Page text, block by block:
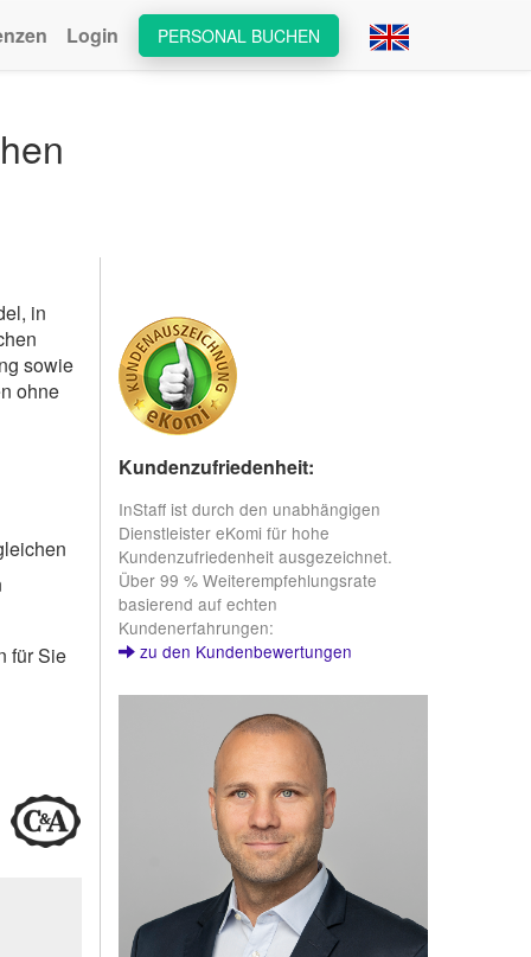
PERSONAL BUCHEN
Login
in
sowie
ohne
für Sie
Kundenzufriedenheit:
InStaff ist durch den unabhängigen
Dienstleister eKomi für hohe
Kundenzufriedenheit ausgezeichnet.
Über 99 % Weiterempfehlungsrate
basierend auf echten
Kundenerfahrungen:
zu den Kundenbewertungen